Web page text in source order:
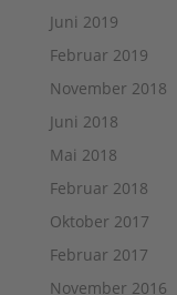
Juni 2019
Februar 2019
November 2018
Juni 2018
Mai 2018
Februar 2018
Oktober 2017
Februar 2017
November 2016